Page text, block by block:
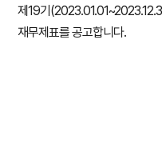
제19기
재무제표를 공고합니다.